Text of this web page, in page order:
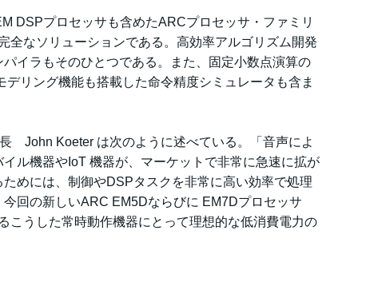
DSPプロセッサも含めたARCプロセッサ・ファミリ
全なソリューションである。高効率アルゴリズム開発
イラもそのひとつである。また、固定小数点演算の
リング機能も搭載した命令精度シミュレータも含ま
John Koeter は次のように述べている。「音声によ
ル機器やIoT 機器が、マーケットで非常に急速に拡が
めには、制御やDSPタスクを非常に高い効率で処理
回の新しいARC EM5Dならびに EM7Dプロセッサ
こうした常時動作機器にとって理想的な低消費電力の